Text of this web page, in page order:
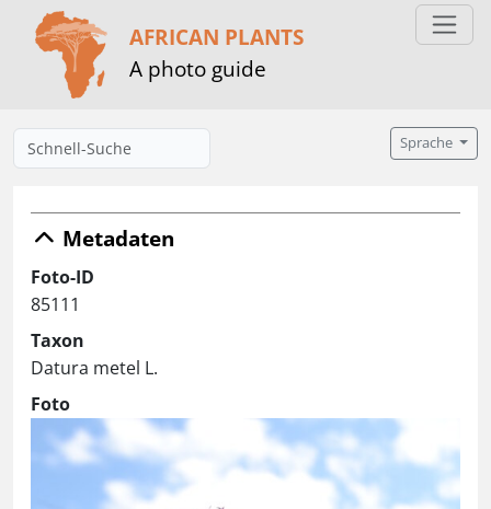
AFRICAN PLANTS
A photo guide
Sprache
Metadaten
Foto-ID
85111
Taxon
Datura metel L.
Foto